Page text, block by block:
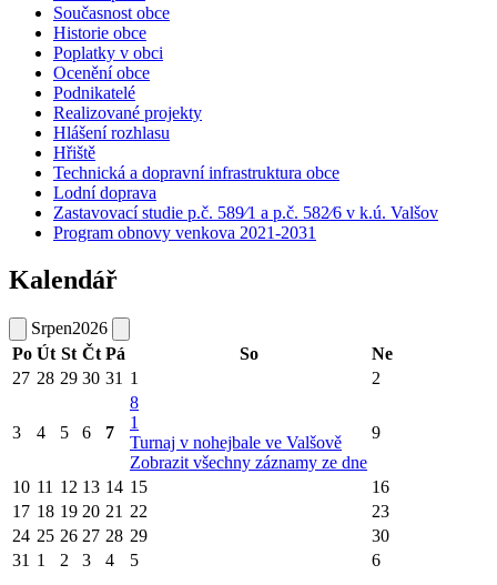
Současnost obce
Historie obce
Poplatky v obci
Ocenění obce
Podnikatelé
Realizované projekty
Hlášení rozhlasu
Hřiště
Technická a dopravní infrastruktura obce
Lodní doprava
Zastavovací studie p.č. 589⁄1 a p.č. 582⁄6 v k.ú. Valšov
Program obnovy venkova 2021-2031
Kalendář
Srpen2026
Po Út St Čt Pá So
Ne
27 28 29 30 31 1 2
3 4 5 6 7
8
1
Turnaj v nohejbale ve Valšově
Zobrazit všechny záznamy ze dne
9
10 11 12 13 14 15
16
17 18 19 20 21 22
23
24 25 26 27 28 29
30
31 1 2 3 4 5 6